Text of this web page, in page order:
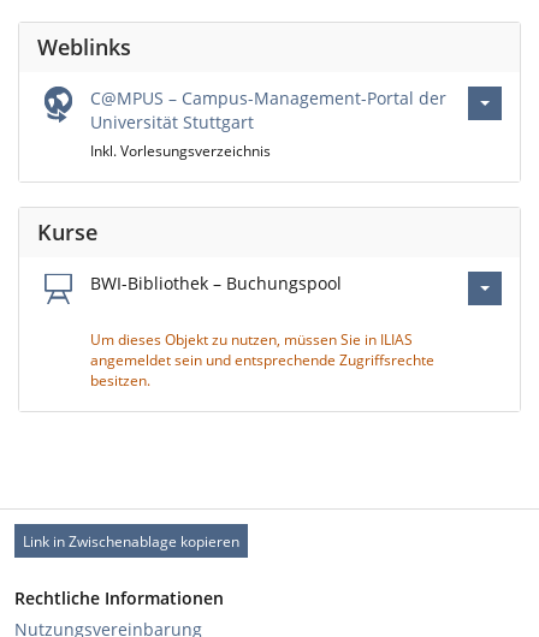
Weblinks
C@MPUS – Campus-Management-Portal der
Universität Stuttgart
Inkl. Vorlesungsverzeichnis
Kurse
BWI-Bibliothek – Buchungspool
Um dieses Objekt zu nutzen, müssen Sie in ILIAS
angemeldet sein und entsprechende Zugriffsrechte
besitzen.
Link in Zwischenablage kopieren
Rechtliche Informationen
Nutzungsvereinbarung